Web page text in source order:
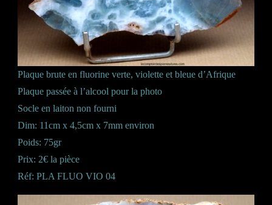
Plaque brute en fluorine verte, violette et bleue d’Afrique
Plaque passée à l’alcool pour la photo
Socle en laiton non fourni
Dim: 11cm x 4,5cm x 7mm environ
Poids: 75gr
Prix: 2€ la pièce
Réf: PLA FLUO VIO 04